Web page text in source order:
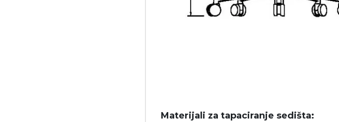
Materijali za tapaciranje sedišta: